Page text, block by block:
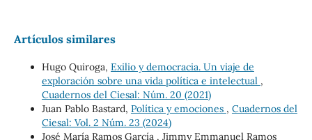
Artículos similares
Hugo Quiroga, Exilio y democracia. Un viaje de
exploración sobre una vida política e intelectual ,
Cuadernos del Ciesal: Núm. 20 (2021)
Juan Pablo Bastard, Política y emociones , Cuadernos del
Ciesal: Vol. 2 Núm. 23 (2024)
José María Ramos García , Jimmy Emmanuel Ramos